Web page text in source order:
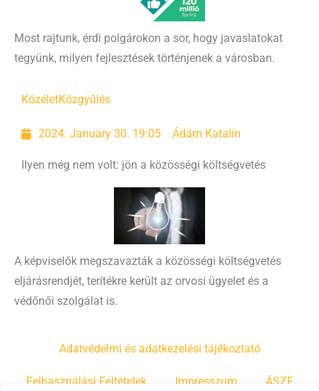
Most rajtunk, érdi polgárokon a sor, hogy javaslatokat
tegyünk, milyen fejlesztések történjenek a városban.
KözéletKözgyűlés
2024. January 30. 19:05 Ádám Katalin
Ilyen még nem volt: jön a közösségi költségvetés
A képviselők megszavazták a közösségi költségvetés
eljárásrendjét, terítékre került az orvosi ügyelet és a
védőnői szolgálat is.
Adatvédelmi és adatkezelési tájékoztató
Felhasználási Feltételek Impresszum ÁSZF